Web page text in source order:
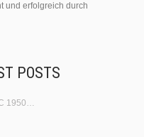
und erfolgreich durch
POSTS
1950…